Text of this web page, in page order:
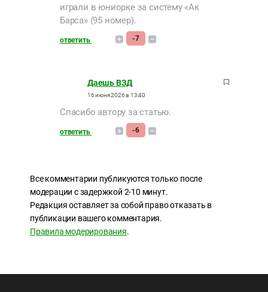
играли в юниорке за систему «Ак
Барса» (95 номер).
ответить -7
Даешь ВЗД
16 июня 2026 в 13:40
Спасибо автору за статью.
ответить -6
Все комментарии публикуются только после
модерации с задержкой 2-10 минут.
Редакция оставляет за собой право отказать в
публикации вашего комментария.
Правила модерирования.